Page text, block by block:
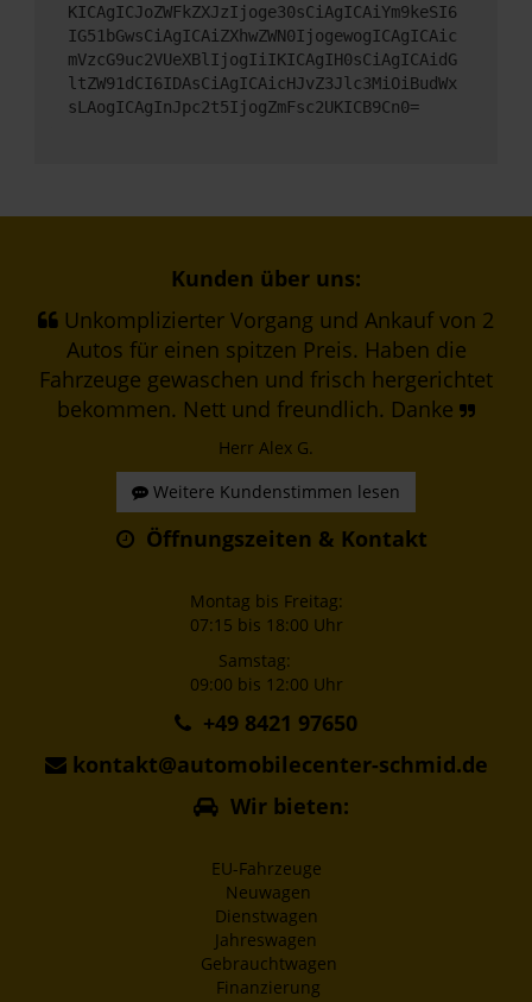
KICAgICJoZWFkZXJzIjoge30sCiAgICAiYm9keSI6
IG51bGwsCiAgICAiZXhwZWN0IjogewogICAgICAic
mVzcG9uc2VUeXBlIjogIiIKICAgIH0sCiAgICAidG
ltZW91dCI6IDAsCiAgICAicHJvZ3Jlc3MiOiBudWx
sLAogICAgInJpc2t5IjogZmFsc2UKICB9Cn0=
Kunden über uns:
Unkomplizierter Vorgang und Ankauf von 2
Autos für einen spitzen Preis. Haben die
Fahrzeuge gewaschen und frisch hergerichtet
bekommen. Nett und freundlich. Danke
Herr Alex G.
Weitere Kundenstimmen lesen
Öffnungszeiten & Kontakt
Montag bis Freitag:
07:15 bis 18:00 Uhr
Samstag:
09:00 bis 12:00 Uhr
+49 8421 97650
kontakt@automobilecenter-schmid.de
Wir bieten:
EU-Fahrzeuge
Neuwagen
Dienstwagen
Jahreswagen
Gebrauchtwagen
Finanzierung